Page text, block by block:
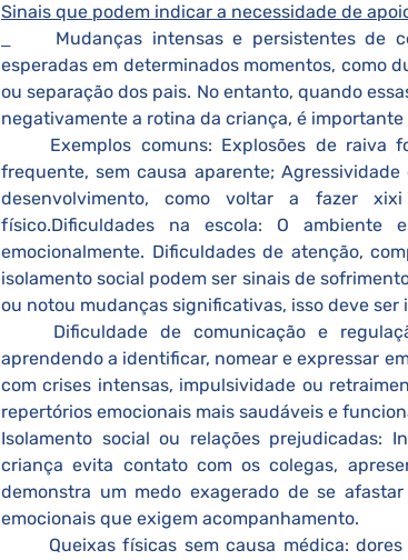
Sinais que podem indicar a necessidade de
Mudanças intensas e persistentes de
esperadas em determinados momentos, como
ou separação dos pais. No entanto, quando
negativamente a rotina da criança, é importante
frequente, sem causa aparente;
desenvolvimento, como voltar a fazer
físico.Dificuldades na escola: O
emocionalmente. Dificuldades de atenção,
isolamento social podem ser sinais de
ou notou mudanças significativas, isso deve
aprendendo a identificar, nomear e expressar
com crises intensas, impulsividade ou
repertórios emocionais mais saudáveis e
Isolamento social ou relações prejudicadas:
criança evita contato com os colegas,
demonstra um medo exagerado de se
emocionais que exigem acompanhamento.